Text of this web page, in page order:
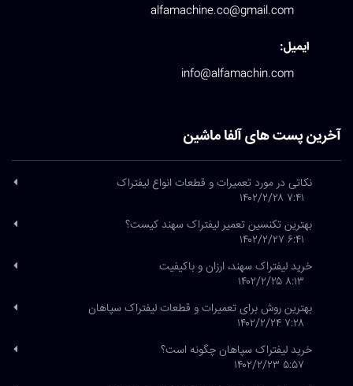
alfamachine.co@gmail.com
ایمیل:
info@alfamachin.com
آخرین پست های آلفا ماشین
نکاتی در مورد تعمیرات و قطعات انواع لیفتراک
۷:۴۱ ۱۴۰۲/۲/۲۸
بهترین تکنسین تعمیر لیفتراک سهند کیست؟
۶:۴۱ ۱۴۰۲/۲/۲۷
خرید لیفتراک سهند، ارزان و باکیفیت
۸:۱۳ ۱۴۰۲/۲/۲۵
بهترین روش برای تعمیرات و قطعات لیفتراک سپاهان
۷:۲۸ ۱۴۰۲/۲/۲۴
خرید لیفتراک سپاهان چگونه است؟
۵:۵۷ ۱۴۰۲/۲/۲۳